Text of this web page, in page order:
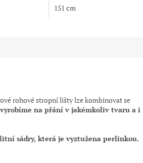
151 cm
rohové stropní lišty lze kombinovat se
na přání v jakémkoliv tvaru a i
sádry, která je vyztužena perlinkou.